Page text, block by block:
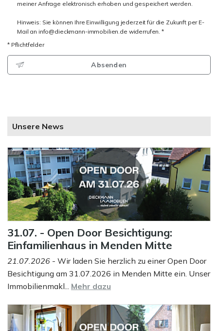
meiner Anfrage elektronisch erhoben und gespeichert werden.
Hinweis: Sie können Ihre Einwilligung jederzeit für die Zukunft per E-
Mail an info@dieckmann-immobilien.de widerrufen. *
* Pflichtfelder
Absenden
Unsere News
31.07. - Open Door Besichtigung:
Einfamilienhaus in Menden Mitte
21.07.2026 - Wir laden Sie herzlich zu einer Open Door
Besichtigung am 31.07.2026 in Menden Mitte ein. Unser
Immobilienmakl... Mehr dazu